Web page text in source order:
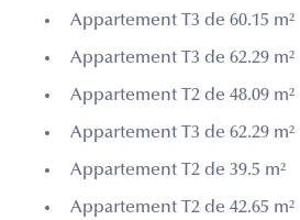
Appartement T3 de 60.15 m²
Appartement T3 de 62.29 m²
Appartement T2 de 48.09 m²
Appartement T3 de 62.29 m²
Appartement T2 de 39.5 m²
Appartement T2 de 42.65 m²